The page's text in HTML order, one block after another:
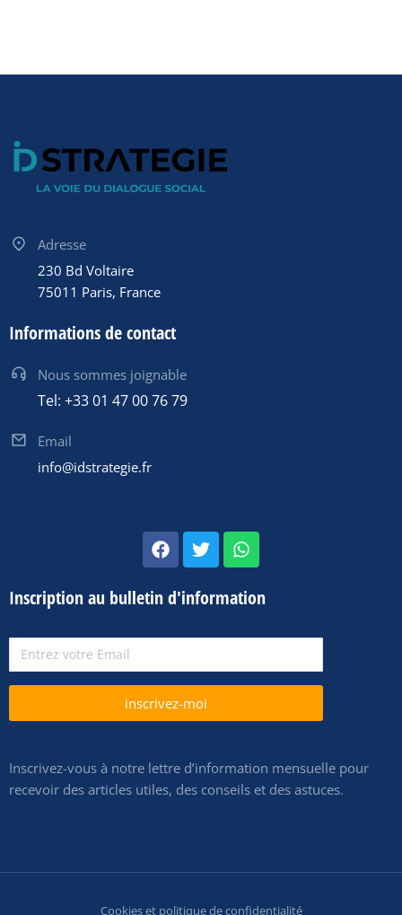
Adresse
230 Bd Voltaire
75011 Paris, France
Informations de contact
Nous sommes joignable
Tel: +33 01 47 00 76 79
Email
info@idstrategie.fr
Inscription au bulletin d'information
inscrivez-moi
Inscrivez-vous à notre lettre d’information mensuelle pour
recevoir des articles utiles, des conseils et des astuces.
Cookies et politique de confidentialité